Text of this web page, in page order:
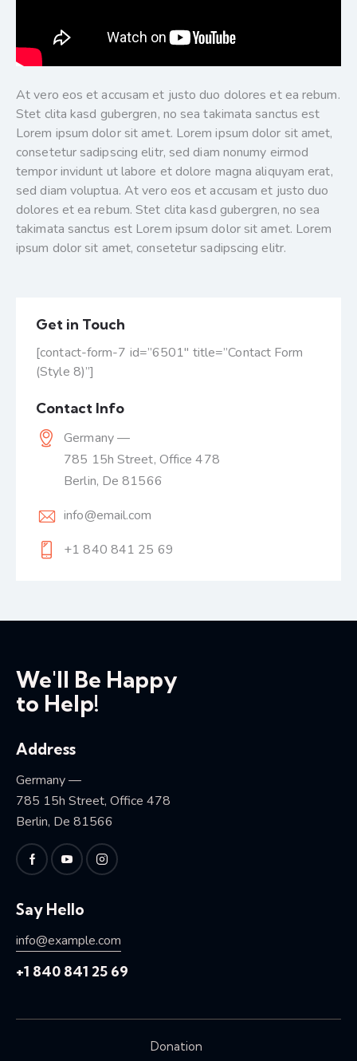
At vero eos et accusam et justo duo dolores et ea rebum.
Stet clita kasd gubergren, no sea takimata sanctus est
Lorem ipsum dolor sit amet. Lorem ipsum dolor sit amet,
consetetur sadipscing elitr, sed diam nonumy eirmod
tempor invidunt ut labore et dolore magna aliquyam erat,
sed diam voluptua. At vero eos et accusam et justo duo
dolores et ea rebum. Stet clita kasd gubergren, no sea
takimata sanctus est Lorem ipsum dolor sit amet. Lorem
ipsum dolor sit amet, consetetur sadipscing elitr.
Get in Touch
[contact-form-7 id=”6501″ title=”Contact Form
(Style 8)”]
Contact Info
Germany —
785 15h Street, Office 478
Berlin, De 81566
info@email.com
+1 840 841 25 69
We'll Be Happy
to Help!
Address
Germany —
785 15h Street, Office 478
Berlin, De 81566
Say Hello
info@example.com
+1 840 841 25 69
Donation